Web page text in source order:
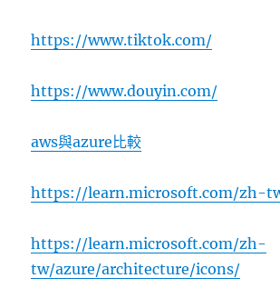
https://www.tiktok.com/
https://www.douyin.com/
aws與azure比較
https://learn.microsoft.com/zh-
https://learn.microsoft.com/zh-
tw/azure/architecture/icons/